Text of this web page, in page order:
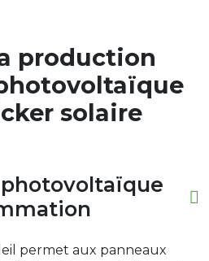
production
solaire
permet aux panneaux